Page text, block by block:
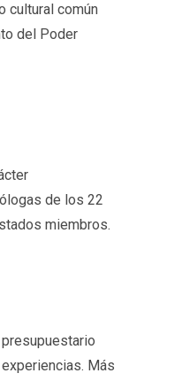
cultural común
del Poder
de los 22
miembros.
Más